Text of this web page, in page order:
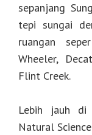
sepanjang
tepi sungai
ruangan
Wheeler,
Flint Creek.
Lebih jauh
Natural